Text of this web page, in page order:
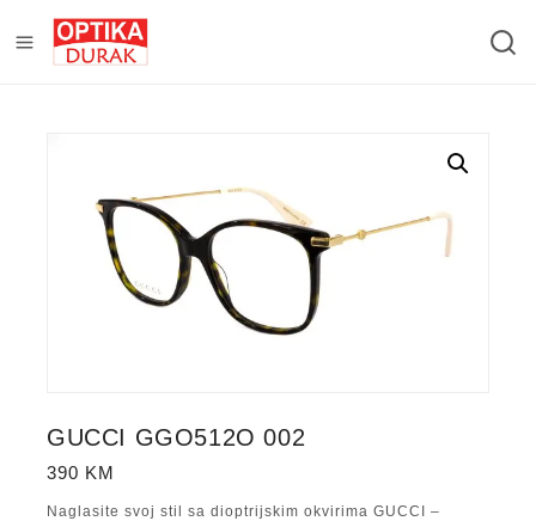
GUCCI GGO512O 002
390 KM
Naglasite svoj stil sa dioptrijskim okvirima GUCCI –